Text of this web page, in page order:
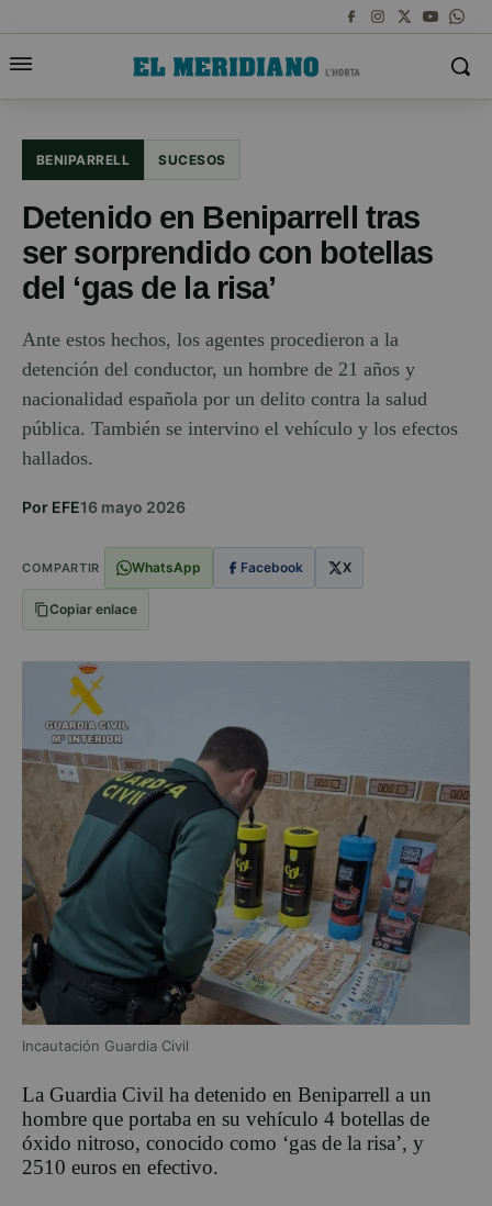
BENIPARRELL SUCESOS
Detenido en Beniparrell tras
ser sorprendido con botellas
del ‘gas de la risa’
Ante estos hechos, los agentes procedieron a la
detención del conductor, un hombre de 21 años y
nacionalidad española por un delito contra la salud
pública. También se intervino el vehículo y los efectos
hallados.
Por EFE16 mayo 2026
COMPARTIR WhatsApp Facebook X
Copiar enlace
Incautación Guardia Civil
La Guardia Civil ha detenido en Beniparrell a un
hombre que portaba en su vehículo 4 botellas de
óxido nitroso, conocido como ‘gas de la risa’, y
2510 euros en efectivo.